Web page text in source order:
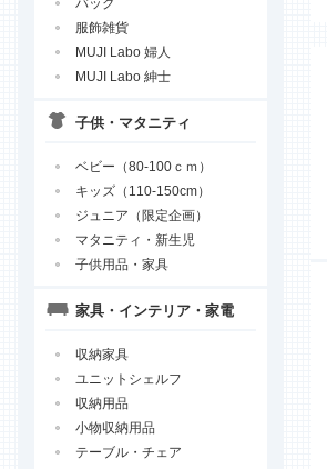
バッグ
服飾雑貨
MUJI Labo 婦人
MUJI Labo 紳士
子供・マタニティ
ベビー（80-100ｃｍ）
キッズ（110-150cm）
ジュニア（限定企画）
マタニティ・新生児
子供用品・家具
家具・インテリア・家電
収納家具
ユニットシェルフ
収納用品
小物収納用品
テーブル・チェア